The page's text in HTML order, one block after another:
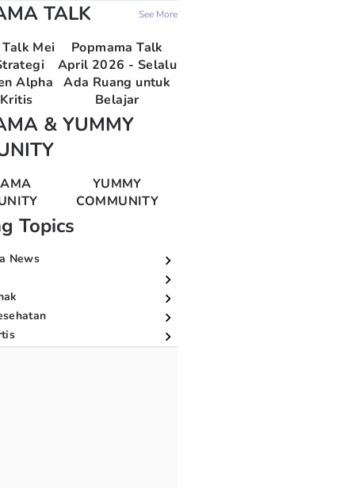
TALK See More
Mei
Alpha
Popmama Talk
April 2026 - Selalu
Ada Ruang untuk
Belajar
& YUMMY
YUMMY
COMMUNITY
Topics
News